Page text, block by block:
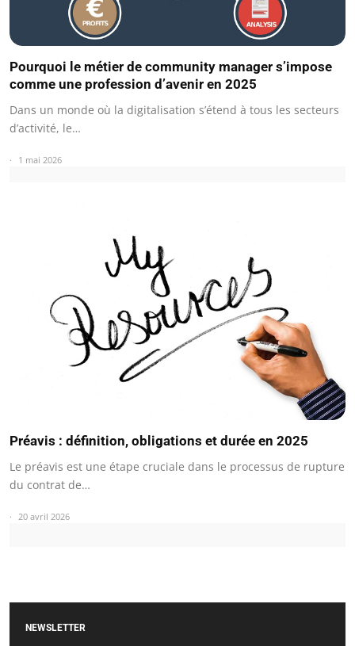
Pourquoi le métier de community manager s’impose
comme une profession d’avenir en 2025
Dans un monde où la digitalisation s’étend à tous les secteurs
d’activité, le…
1 mai 2026
Préavis : définition, obligations et durée en 2025
Le préavis est une étape cruciale dans le processus de rupture
du contrat de…
20 avril 2026
NEWSLETTER